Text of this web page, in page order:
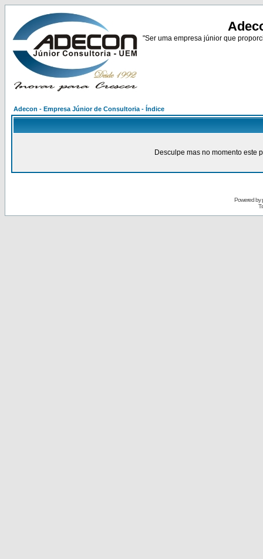
"Ser uma empresa júnior que
Adecon - Empresa Júnior de Consultoria - Índice
Desculpe mas no momento este
Powered by